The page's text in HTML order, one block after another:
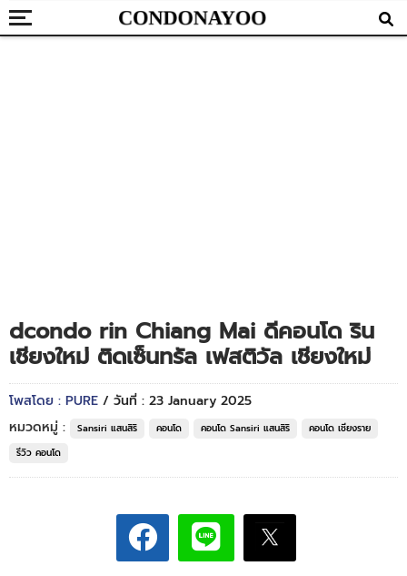
dcondo rin Chiang Mai ดีคอนโด ริน
เชียงใหม่ ติดเซ็นทรัล เฟสติวัล เชียงใหม่
โพสโดย : PURE / วันที่ : 23 January 2025
หมวดหมู่ :
Sansiri แสนสิริ คอนโด คอนโด Sansiri แสนสิริ
คอนโด เชียงราย
รีวิว คอนโด